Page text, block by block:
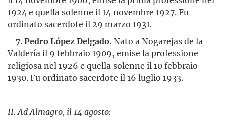
1924 e quella solenne il 14 novembre 1927. Fu
ordinato sacerdote il 29 marzo 1931.
7.Pedro López Delgado. Nato a Nogarejas de la
Valdería il 9 febbraio 1909, emise la professione
religiosa nel 1926 e quella solenne il 10 febbraio
1930. Fu ordinato sacerdote il 16 luglio 1933.
II. Ad Almagro, il 14 agosto: